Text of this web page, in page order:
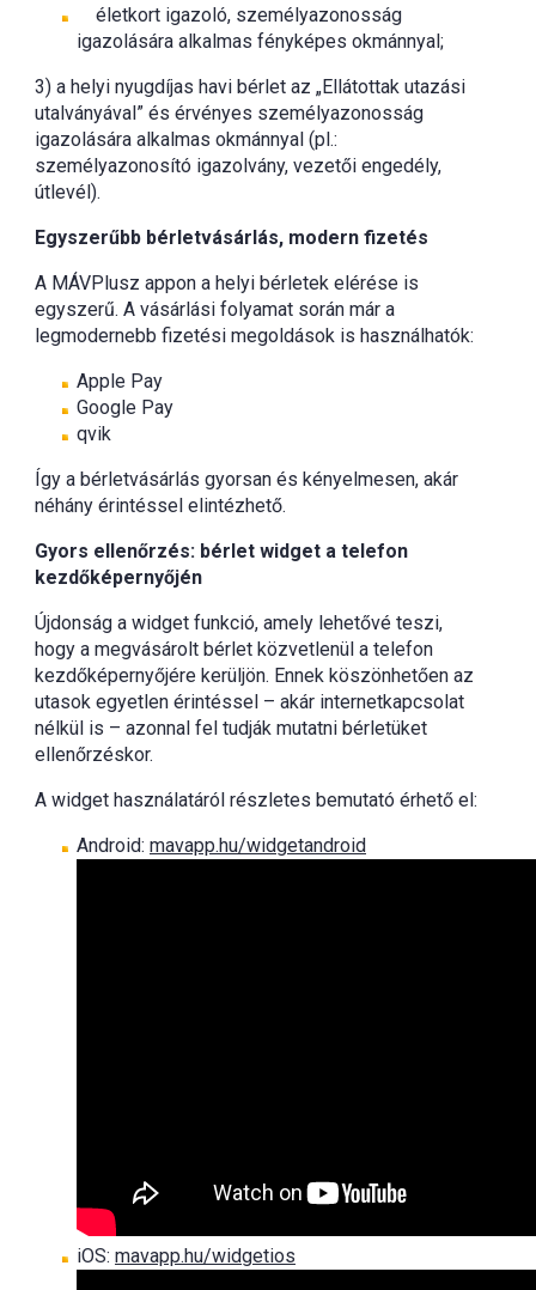
életkort igazoló, személyazonosság
igazolására alkalmas fényképes okmánnyal;
3) a helyi nyugdíjas havi bérlet az „Ellátottak utazási
utalványával” és érvényes személyazonosság
igazolására alkalmas okmánnyal (pl.:
személyazonosító igazolvány, vezetői engedély,
útlevél).
Egyszerűbb bérletvásárlás, modern fizetés
A MÁVPlusz appon a helyi bérletek elérése is
egyszerű. A vásárlási folyamat során már a
legmodernebb fizetési megoldások is használhatók:
Apple Pay
Google Pay
qvik
Így a bérletvásárlás gyorsan és kényelmesen, akár
néhány érintéssel elintézhető.
Gyors ellenőrzés: bérlet widget a telefon
kezdőképernyőjén
Újdonság a widget funkció, amely lehetővé teszi,
hogy a megvásárolt bérlet közvetlenül a telefon
kezdőképernyőjére kerüljön. Ennek köszönhetően az
utasok egyetlen érintéssel – akár internetkapcsolat
nélkül is – azonnal fel tudják mutatni bérletüket
ellenőrzéskor.
A widget használatáról részletes bemutató érhető el:
Android: mavapp.hu/widgetandroid
iOS: mavapp.hu/widgetios